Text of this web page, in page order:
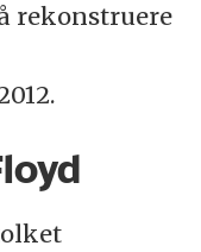
rekonstruere